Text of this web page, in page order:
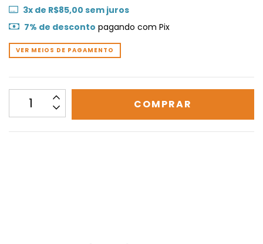
3x de R$85,00 sem juros
7% de desconto pagando com Pix
VER MEIOS DE PAGAMENTO